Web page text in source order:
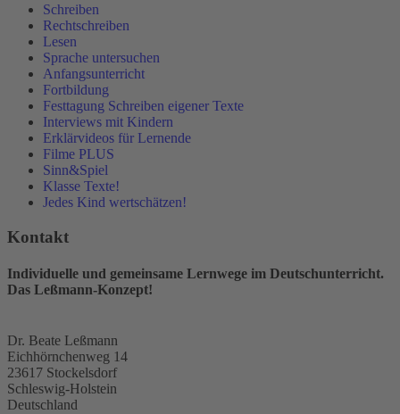
Schreiben
Rechtschreiben
Lesen
Sprache untersuchen
Anfangsunterricht
Fortbildung
Festtagung Schreiben eigener Texte
Interviews mit Kindern
Erklärvideos für Lernende
Filme PLUS
Sinn&Spiel
Klasse Texte!
Jedes Kind wertschätzen!
Kontakt
Individuelle und gemeinsame Lernwege im Deutschunterricht.
Das Leßmann-Konzept!
Dr. Beate Leßmann
Eichhörnchenweg 14
23617 Stockelsdorf
Schleswig-Holstein
Deutschland